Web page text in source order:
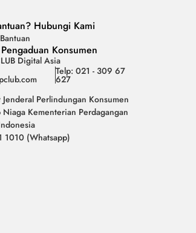
Hubungi Kami
Konsumen
Digital Asia
Telp: 021 - 309 67
627
Perlindungan Konsumen
Niaga Kementerian Perdagangan
1010 (Whatsapp)